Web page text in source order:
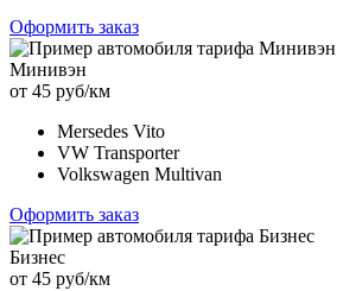
Оформить заказ
Минивэн
от 45 руб/км
Mersedes Vito
VW Transporter
Volkswagen Multivan
Оформить заказ
Бизнес
от 45 руб/км